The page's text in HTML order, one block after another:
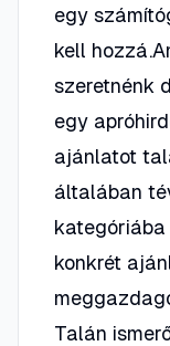
egy
kell
szeretnénk
egy
ajánlatot
általában
konkrét
Talán